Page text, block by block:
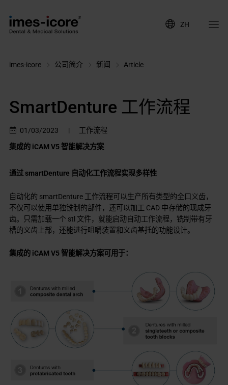
ZH
imes-icore 公司简介 新闻 Article
SmartDenture 工作流程
01/03/2023 |
工作流程
集成的 iCAM V5 智能解决方案
通过 smartDenture 自动化工作流程实现多样性
自动化的 smartDenture 工作流程可以生产所有类型的全口义齿，
不仅可以使用单独铣制的部件，还可以加工 CAD 中存储的现成牙
齿。只需加载一个 stl 文件，就能启动自动工作流程，铣制带有牙
槽的义齿上部，还能进行咀嚼装置和义齿基托的功能设计。
集成的 iCAM V5 智能解决方案可用于：